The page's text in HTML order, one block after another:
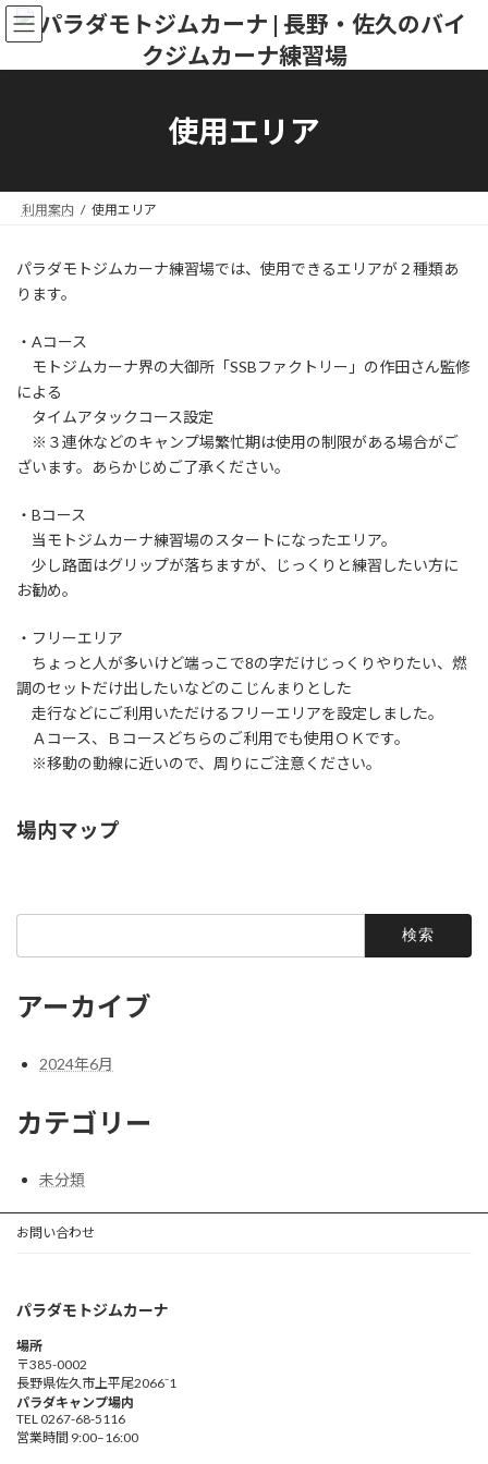
コ
ン
ン
ナ
ビ
ー
使用エリア
利用案内 使用エリア
パラダモトジムカーナ練習場では、使用できるエリアが２種類あ
ります。
・Aコース
モトジムカーナ界の大御所「SSBファクトリー」の作田さん監修
による
タイムアタックコース設定
※３連休などのキャンプ場繁忙期は使用の制限がある場合がご
ざいます。あらかじめご了承ください。
・Bコース
当モトジムカーナ練習場のスタートになったエリア。
少し路面はグリップが落ちますが、じっくりと練習したい方に
お勧め。
・フリーエリア
ちょっと人が多いけど端っこで8の字だけじっくりやりたい、燃
調のセットだけ出したいなどのこじんまりとした
走行などにご利用いただけるフリーエリアを設定しました。
Ａコース、Ｂコースどちらのご利用でも使用ＯＫです。
※移動の動線に近いので、周りにご注意ください。
場内マップ
アーカイブ
2024年6月
カテゴリー
未分類
お問い合わせ
パラダモトジムカーナ
場所
〒385-0002
長野県佐久市上平尾2066⁻1
パラダキャンプ場内
TEL 0267-68-5116
営業時間 9:00–16:00